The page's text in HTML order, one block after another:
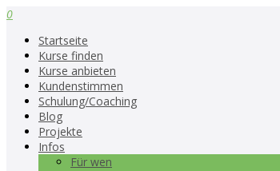
0
Startseite
Kurse finden
Kurse anbieten
Kundenstimmen
Schulung/Coaching
Blog
Projekte
Infos
Für wen